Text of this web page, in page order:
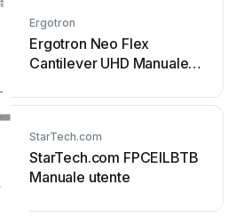
Ergotron
Ergotron Neo Flex
Cantilever UHD Manuale
StarTech.com
StarTech.com FPCEILBTB
Manuale utente